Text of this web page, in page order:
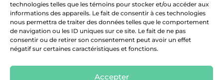
technologies telles que les témoins pour stocker et/ou accéder aux
informations des appareils. Le fait de consentir à ces technologies
nous permettra de traiter des données telles que le comportement
de navigation ou les ID uniques sur ce site. Le fait de ne pas
consentir ou de retirer son consentement peut avoir un effet
négatif sur certaines caractéristiques et fonctions.
Accepter